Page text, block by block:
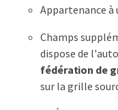
Appartenance à
Champs
dispose de
fédération de
sur la grille